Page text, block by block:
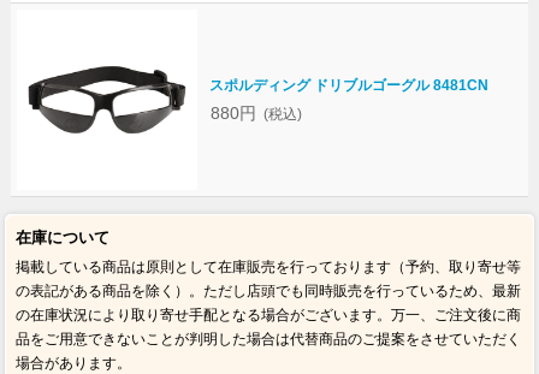
スポルディング ドリブルゴーグル 8481CN
880円 (税込)
在庫について
掲載している商品は原則として在庫販売を行っております（予約、取り寄せ等
の表記がある商品を除く）。ただし店頭でも同時販売を行っているため、最新
の在庫状況により取り寄せ手配となる場合がございます。万一、ご注文後に商
品をご用意できないことが判明した場合は代替商品のご提案をさせていただく
場合があります。